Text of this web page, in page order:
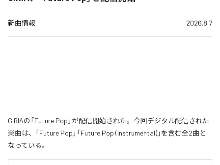
新曲情報 2026.8.7
GIRIAの「Future Pop」が配信開始された。今回デジタル配信された
楽曲は、「Future Pop」「Future Pop (Instrumental)」を含む全2曲と
なっている。